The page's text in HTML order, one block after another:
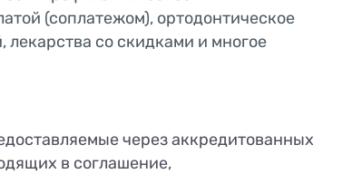
(соплатежом), ортодонтическое
со скидками и многое
через аккредитованных
в соглашение,